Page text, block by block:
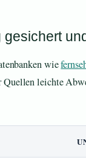
wie
Quellen leichte